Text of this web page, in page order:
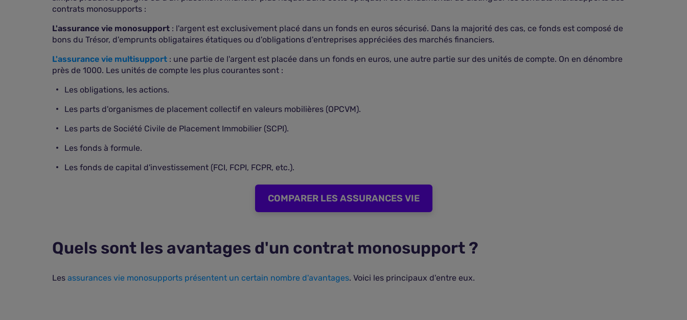
contrats monosupports :
L'assurance vie monosupport : l'argent est exclusivement placé dans un fonds en euros sécurisé. Dans la majorité des cas, ce fonds est composé de
bons du Trésor, d'emprunts obligataires étatiques ou d'obligations d'entreprises appréciées des marchés financiers.
L'assurance vie multisupport : une partie de l'argent est placée dans un fonds en euros, une autre partie sur des unités de compte. On en dénombre
près de 1000. Les unités de compte les plus courantes sont :
Les obligations, les actions.
Les parts d'organismes de placement collectif en valeurs mobilières (OPCVM).
Les parts de Société Civile de Placement Immobilier (SCPI).
Les fonds à formule.
Les fonds de capital d'investissement (FCI, FCPI, FCPR, etc.).
COMPARER LES ASSURANCES VIE
Quels sont les avantages d'un contrat monosupport ?
Les assurances vie monosupports présentent un certain nombre d'avantages. Voici les principaux d'entre eux.